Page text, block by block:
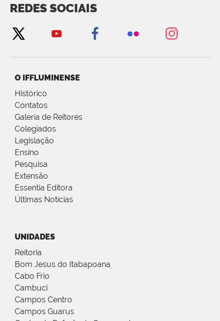
REDES SOCIAIS
O IFFLUMINENSE
Histórico
Contatos
Galeria de Reitores
Colegiados
Legislação
Ensino
Pesquisa
Extensão
Essentia Editora
Últimas Notícias
UNIDADES
Reitoria
Bom Jesus do Itabapoana
Cabo Frio
Cambuci
Campos Centro
Campos Guarus